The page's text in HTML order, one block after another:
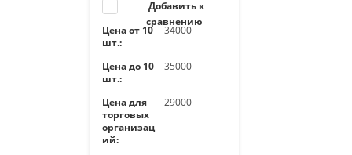
Добавить к
сравнению
Цена от 10
шт.:
34000
Цена до 10
шт.:
35000
Цена для
торговых
организац
ий:
29000